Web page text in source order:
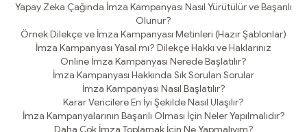
Yapay Zeka Çağında İmza Kampanyası Nasıl Yürütülür ve Başarılı
Olunur?
Örnek Dilekçe ve İmza Kampanyası Metinleri (Hazır Şablonlar)
İmza Kampanyası Yasal mı? Dilekçe Hakkı ve Haklarınız
Online İmza Kampanyası Nerede Başlatılır?
İmza Kampanyası Hakkında Sık Sorulan Sorular
İmza Kampanyası Nasıl Başlatılır?
Karar Vericilere En İyi Şekilde Nasıl Ulaşılır?
İmza Kampanyalarının Başarılı Olması İçin Neler Yapılmalıdır?
Daha Çok İmza Toplamak İçin Ne Yapmalıyım?